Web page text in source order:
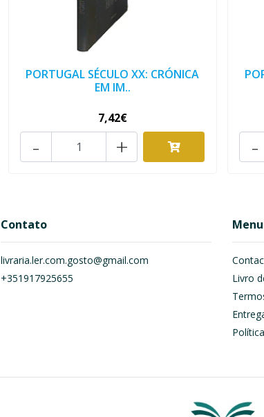
PORTUGAL SÉCULO XX: CRÓNICA
EM IM..
7,42€
+
- -
Contato
livraria.ler.com.gosto@gmail.com
+351917925655
Menu
Livro